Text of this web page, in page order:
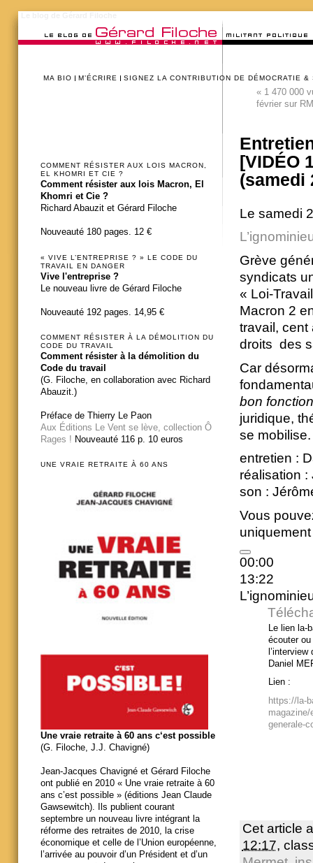
MA BIO M’ÉCRIRE SIGNEZ LA CONTRIBUTION DE DÉMOCRATIE &
«1 470 000
février sur
[VIDÉO
(samedi
Le samedi
Grève
syndicats
« Loi-
Macron 2
travail, cent
droits des
Car
bon
juridique,
se mobilise.
entretien :
réalisation
son :
Vous
uniquement
00:00
13:22
Le lien la-
écouter
l’interview
Daniel
Lien :
https://la-
magazine/
generale-
Cet article
12:17,
COMMENT RÉSISTER AUX LOIS MACRON,
EL KHOMRI ET CIE ?
Comment résister aux lois Macron, El
Khomri et Cie ?
Richard Abauzit et Gérard Filoche
Nouveauté 180 pages. 12 €
« VIVE L’ENTREPRISE ? » LE CODE DU
TRAVAIL EN DANGER
Vive l'entreprise ?
Le nouveau livre de Gérard Filoche
Nouveauté 192 pages. 14,95 €
COMMENT RÉSISTER À LA DÉMOLITION DU
CODE DU TRAVAIL
Comment résister à la démolition du
Code du travail
(G. Filoche, en collaboration avec Richard
Abauzit.)
Préface de Thierry Le Paon
Aux Éditions Le Vent se lève, collection Ô
Rages ! Nouveauté 116 p. 10 euros
UNE VRAIE RETRAITE À 60 ANS
Une vraie retraite à 60 ans c‘est possible
(G. Filoche, J.J. Chavigné)
Jean-Jacques Chavigné et Gérard Filoche
ont publié en 2010 « Une vraie retraite à 60
ans c’est possible » (éditions Jean Claude
Gawsewitch). Ils publient courant
septembre un nouveau livre intégrant la
réforme des retraites de 2010, la crise
économique et celle de l’Union européenne,
l’arrivée au pouvoir d’un Président et d’un